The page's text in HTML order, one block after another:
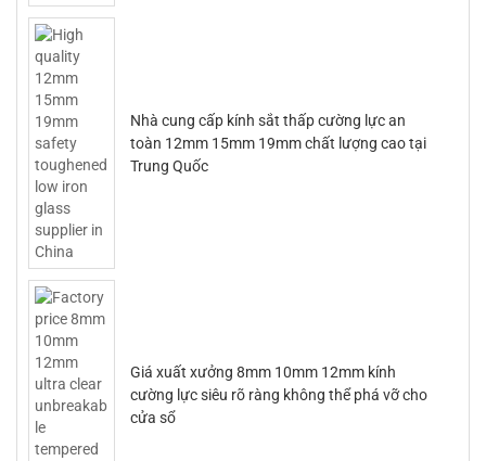
Nhà cung cấp kính sắt thấp cường lực an
toàn 12mm 15mm 19mm chất lượng cao tại
Trung Quốc
Giá xuất xưởng 8mm 10mm 12mm kính
cường lực siêu rõ ràng không thể phá vỡ cho
cửa sổ